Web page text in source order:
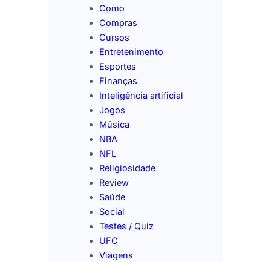
Como
Compras
Cursos
Entretenimento
Esportes
Finanças
Inteligência artificial
Jogos
Música
NBA
NFL
Religiosidade
Review
Saúde
Social
Testes / Quiz
UFC
Viagens